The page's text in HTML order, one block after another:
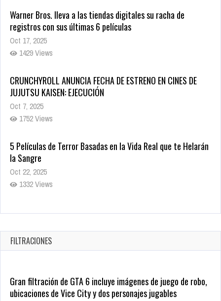
Warner Bros. lleva a las tiendas digitales su racha de
registros con sus últimas 6 películas
Oct 17, 2025
1429 Views
CRUNCHYROLL ANUNCIA FECHA DE ESTRENO EN CINES DE
JUJUTSU KAISEN: EJECUCIÓN
Oct 7, 2025
1752 Views
5 Películas de Terror Basadas en la Vida Real que te Helarán
la Sangre
Oct 22, 2025
1332 Views
Revive el terror: El conjuro 4: Últimos ritos ya está disponible
Oct 20, 2025
1373 Views
FILTRACIONES
Gran filtración de GTA 6 incluye imágenes de juego de robo,
ubicaciones de Vice City y dos personajes jugables